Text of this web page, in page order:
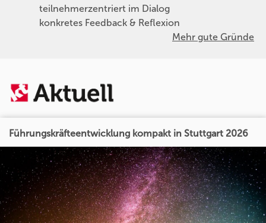
teilnehmerzentriert im Dialog
konkretes Feedback & Reflexion
Mehr gute Gründe
Führungskräfteentwicklung kompakt in Stuttgart 2026